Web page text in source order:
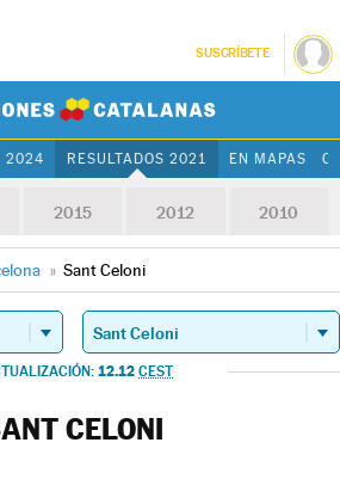
SUSCRÍBETE
2024 RESULTADOS 2021 EN MAPAS
2015 2012 2010
» Sant Celoni
12.12 CEST
CELONI